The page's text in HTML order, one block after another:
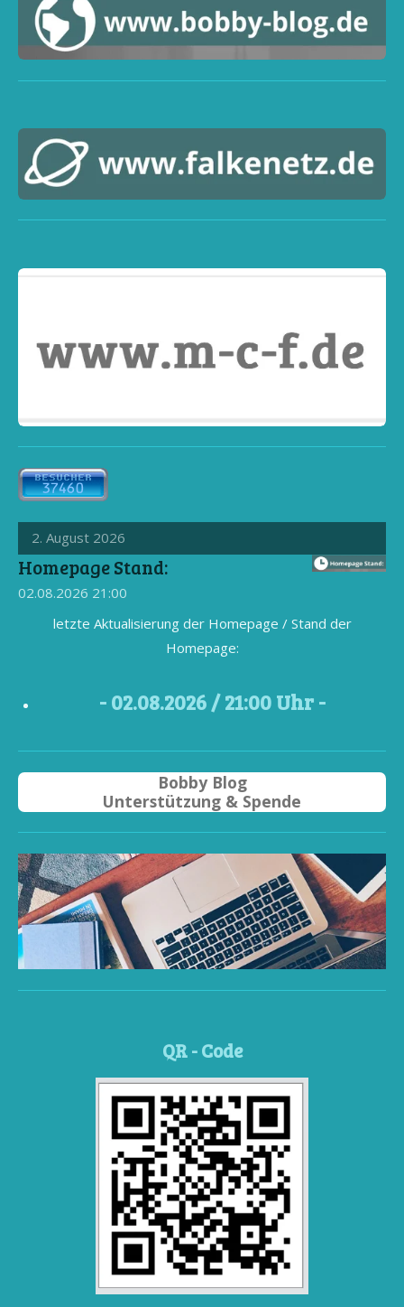
2. August 2026
Homepage Stand:
02.08.2026 21:00
letzte Aktualisierung der Homepage / Stand der
Homepage:
- 02.08.2026 / 21:00 Uhr -
Bobby Blog
Unterstützung & Spende
QR - Code